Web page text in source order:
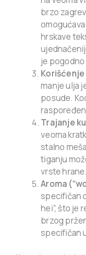
brzo
hrskave
je
Korišćenje
manje ulja
posude.
Trajanje
veoma
stalno
tiganju
vrste hrane.
Aroma
specifičan
hei”, što je
brzog
specifičan